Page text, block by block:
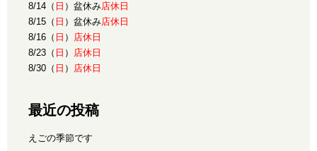
8/14（ 日 ）盆休み店休日
8/15（ 日 ）盆休み店休日
8/16（ 日 ） 店休日
8/23（ 日 ） 店休日
8/30（ 日 ） 店休日
最近の投稿
えごの季節です